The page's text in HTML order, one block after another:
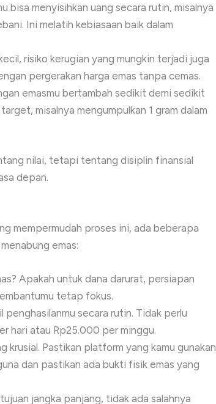
bisa menyisihkan uang secara rutin, misalnya
Ini melatih kebiasaan baik dalam
risiko kerugian yang mungkin terjadi juga
pergerakan harga emas tanpa cemas.
emasmu bertambah sedikit demi sedikit
misalnya mengumpulkan 1 gram dalam
nilai, tetapi tentang disiplin finansial
depan.
mempermudah proses ini, ada beberapa
emas:
Apakah untuk dana darurat, persiapan
tetap fokus.
penghasilanmu secara rutin. Tidak perlu
hari atau Rp25.000 per minggu.
krusial. Pastikan platform yang kamu gunakan
dan pastikan ada bukti fisik emas yang
jangka panjang, tidak ada salahnya